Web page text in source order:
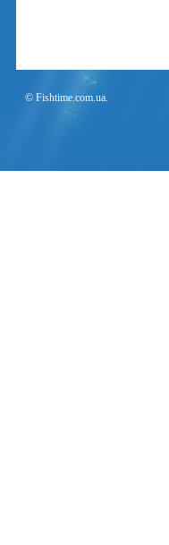
© Fishtime.com.ua.